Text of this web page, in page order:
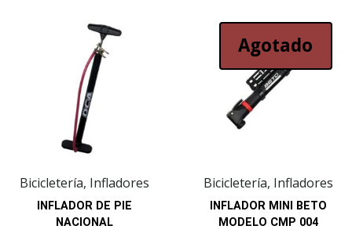
Bicicletería, Infladores
INFLADOR DE PIE
NACIONAL
Agotado
Bicicletería, Infladores
INFLADOR MINI BETO
MODELO CMP 004